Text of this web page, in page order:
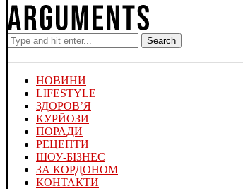
Search
НОВИНИ
LIFESTYLE
ЗДОРОВ’Я
КУРЙОЗИ
ПОРАДИ
РЕЦЕПТИ
ШОУ-БІЗНЕС
ЗА КОРДОНОМ
КОНТАКТИ